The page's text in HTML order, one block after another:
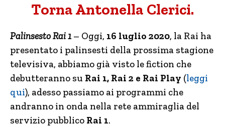
Torna Antonella Clerici.
Palinsesto Rai 1 – Oggi, 16 luglio 2020, la Rai ha
presentato i palinsesti della prossima stagione
televisiva, abbiamo già visto le fiction che
debutteranno su Rai 1, Rai 2 e Rai Play (leggi
qui), adesso passiamo ai programmi che
andranno in onda nella rete ammiraglia del
servizio pubblico Rai 1.